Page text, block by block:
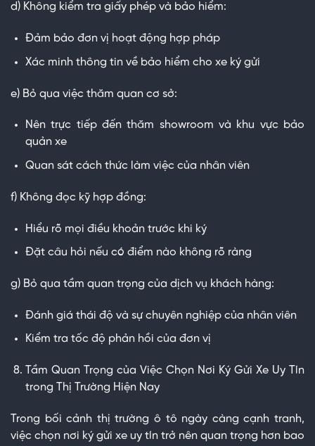
d) Không kiểm tra giấy phép và bảo hiểm:
Đảm bảo đơn vị hoạt động hợp pháp
Xác minh thông tin về bảo hiểm cho xe ký gửi
e) Bỏ qua việc thăm quan cơ sở:
Nên trực tiếp đến thăm showroom và khu vực bảo
quản xe
Quan sát cách thức làm việc của nhân viên
f) Không đọc kỹ hợp đồng:
Hiểu rõ mọi điều khoản trước khi ký
Đặt câu hỏi nếu có điểm nào không rõ ràng
g) Bỏ qua tầm quan trọng của dịch vụ khách hàng:
Đánh giá thái độ và sự chuyên nghiệp của nhân viên
Kiểm tra tốc độ phản hồi của đơn vị
Tầm Quan Trọng của Việc Chọn Nơi Ký Gửi Xe Uy Tín
trong Thị Trường Hiện Nay
Trong bối cảnh thị trường ô tô ngày càng cạnh tranh,
việc chọn nơi ký gửi xe uy tín trở nên quan trọng hơn bao